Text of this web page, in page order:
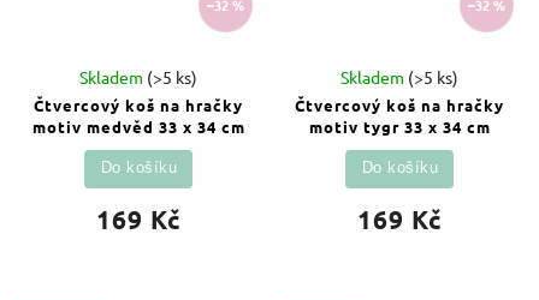
–32 %
Čtvercový koš na hračky
motiv medvěd 33 x 34 cm
Skladem (>5 ks)
169 Kč
Do košíku
–32 %
Čtvercový koš na hračky
motiv tygr 33 x 34 cm
Skladem (>5 ks)
169 Kč
Do košíku